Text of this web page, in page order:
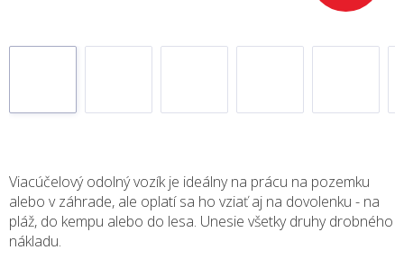
Viacúčelový odolný vozík je ideálny na prácu na pozemku
alebo v záhrade, ale oplatí sa ho vziať aj na dovolenku - na
pláž, do kempu alebo do lesa. Unesie všetky druhy drobného
nákladu.